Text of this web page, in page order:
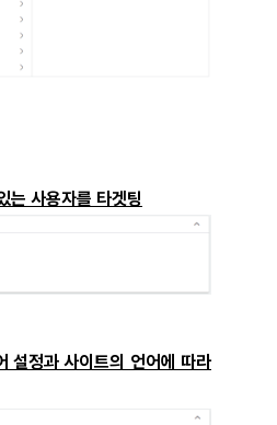
는 사용자를 타겟팅
설정과 사이트의 언어에 따라